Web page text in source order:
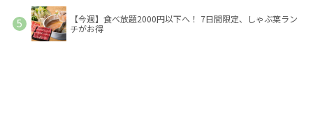
【今週】食べ放題2000円以下へ！ 7日間限定、しゃぶ葉ラン
チがお得